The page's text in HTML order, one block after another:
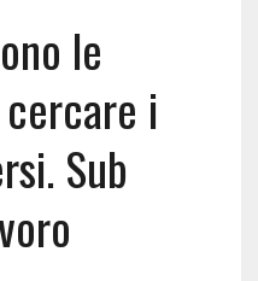
le
i
Sub